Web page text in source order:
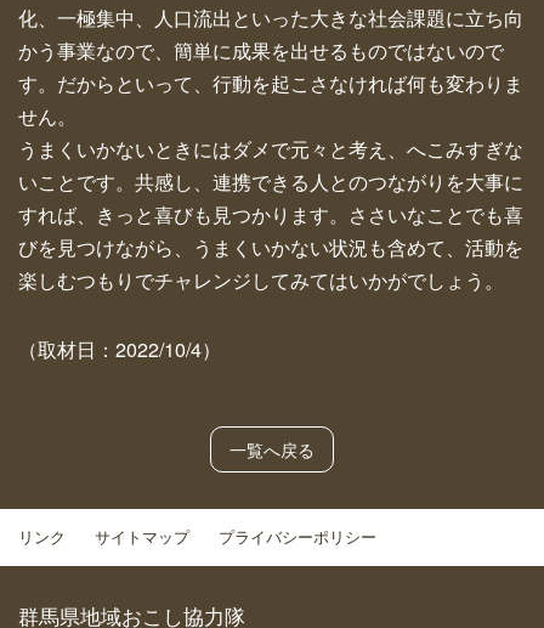
化、一極集中、人口流出といった大きな社会課題に立ち向
かう事業なので、簡単に成果を出せるものではないので
す。だからといって、行動を起こさなければ何も変わりま
せん。
うまくいかないときにはダメで元々と考え、へこみすぎな
いことです。共感し、連携できる人とのつながりを大事に
すれば、きっと喜びも見つかります。ささいなことでも喜
びを見つけながら、うまくいかない状況も含めて、活動を
楽しむつもりでチャレンジしてみてはいかがでしょう。
（取材日：2022/10/4）
一覧へ戻る
リンク サイトマップ プライバシーポリシー
群馬県地域おこし協力隊